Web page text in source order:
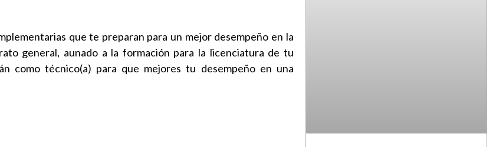
que te preparan para un mejor desempeño en la
general, aunado a la formación para la licenciatura de tu
como técnico(a) para que mejores tu desempeño en una